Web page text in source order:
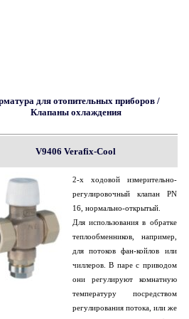
для отопительных приборов /
Клапаны охлаждения
V9406 Verafix-Cool
2-х ходовой измерительно-
регулировочный клапан PN
16, нормально-открытый.
Для использования в обратке
теплообменников, например,
для потоков фан-койлов или
чиллеров. В паре с приводом
они регулируют комнатную
температуру посредством
регулирования потока, или же